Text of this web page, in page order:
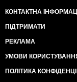
КОНТАКТНА
ПІДТРИМАТИ
РЕКЛАМА
УМОВИ
ПОЛІТИКА